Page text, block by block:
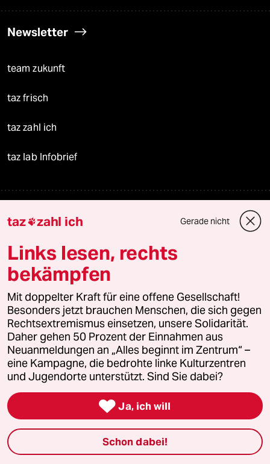
Newsletter
team zukunft
taz frisch
taz zahl ich
taz lab Infobrief
Demnächst
Vor Ort
Live im Stream
Vergangene
taz lab 2027
Mehr taz Lesestoff
taz Blogs
taz zahl ich Gerade nicht
Links lesen, rechts
bekämpfen
Mit doppelter Kraft für eine offene Gesellschaft!
Besonders jetzt brauchen Menschen, die sich gegen
Rechtsextremismus einsetzen, unsere Solidarität.
Daher gehen 50 Prozent der Einnahmen aus
Neuanmeldungen an „Alles beginnt im Zentrum“ –
eine Kampagne, die bedrohte linke Kulturzentren
und Jugendorte unterstützt. Sind Sie dabei?
 Ja, ich will
Schon dabei!